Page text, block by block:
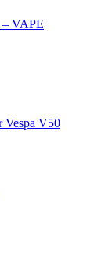
– VAPE
Vespa V50